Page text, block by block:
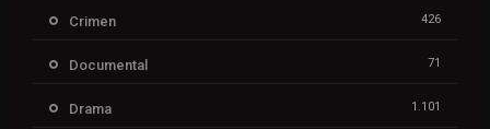
Crimen 426
Documental 71
Drama 1.101